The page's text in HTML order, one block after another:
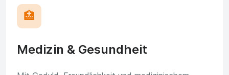
🏥
Medizin & Gesundheit